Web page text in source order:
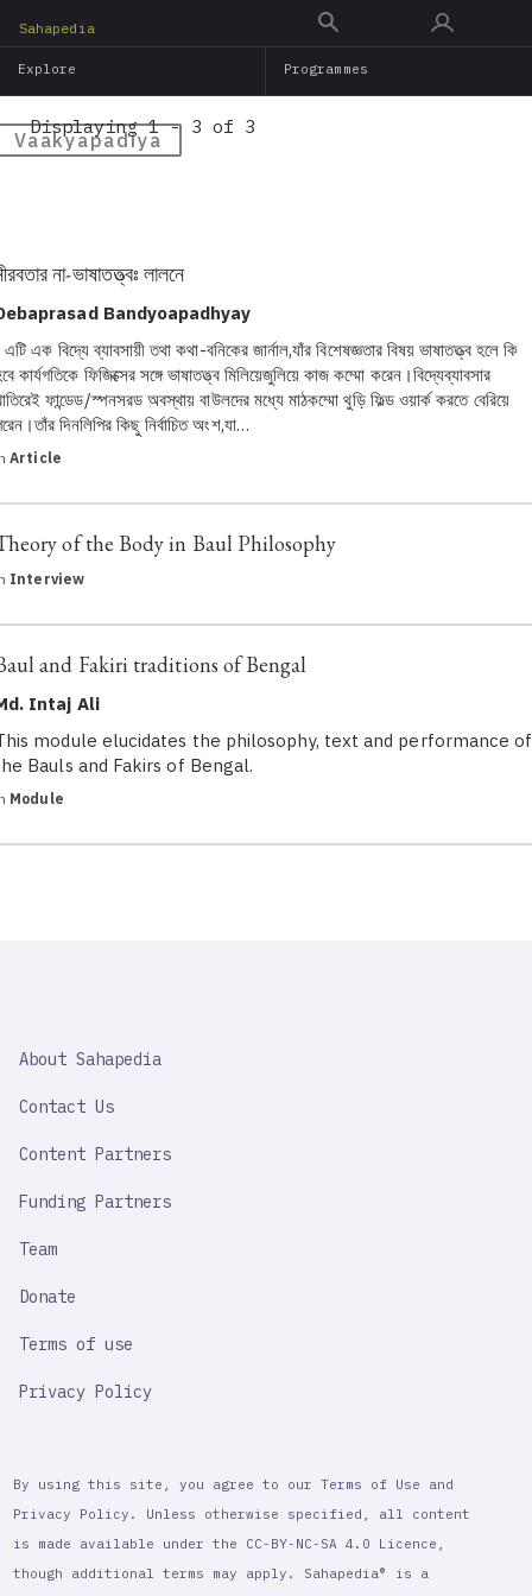
main
Sahapedia
Explore Programmes
Vaakyapadiya
Displaying 1 - 3 of 3
না-ভাষাতত্ত্বঃ লালনে
Bandyoapadhyay
এক বিদ্যে ব্যাবসায়ী তথা কথা-বনিকের জার্নাল,যাঁর বিশেষজ্ঞতার বিষয় ভাষাতত্ত্ব হলে কি
কার্যগতিকে ফিজিক্সের সঙ্গে ভাষাতত্ত্ব মিলিয়েজুলিয়ে কাজ কম্মো করেন।বিদ্যেব্যাবসার
ফান্ডেড/স্পনসরড অবস্থায় বাউলদের মধ্যে মাঠকম্মো থুড়ি ফিল্ড ওয়ার্ক করতে বেরিয়ে
দিনলিপির কিছু নির্বাচিত অংশ,যা…
Article
of the Body in Baul Philosophy
Interview
and Fakiri traditions of Bengal
Intaj Ali
module elucidates the philosophy, text and performance of
Bauls and Fakirs of Bengal.
Module
IMPORTANT
About Sahapedia
Contact Us
Content Partners
Funding Partners
Team
Donate
Terms of use
Privacy Policy
By using this site, you agree to our Terms of Use and
Privacy Policy. Unless otherwise specified, all content
is made available under the CC-BY-NC-SA 4.0 Licence,
though additional terms may apply. Sahapedia® is a